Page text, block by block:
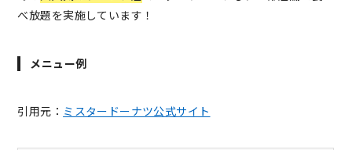
べ放題を実施しています！
メニュー例
引用元： ミスタードーナツ公式サイト